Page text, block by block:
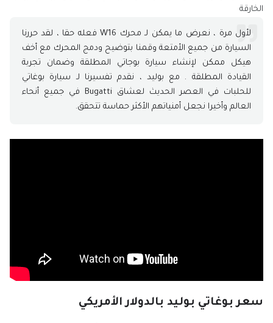
الخارقة
لأول مرة ، نعرض ما يمكن لـ محرك W16 فعله حقا ، لقد حررنا
السيارة من جميع الأمتعة وقمنا بتوضيح ودمج المحرك مع أخف
هيكل ممكن لإنشاء سيارة بوجاتي المطلقة وضمان تجربة
القيادة المطلقة . مع بوليد ، نقدم تفسيرنا لـ سيارة بوغاتي
للحلبات في العصر الحديث لعشاق Bugatti في جميع أنحاء
العالم وأخيرا نجعل أمنياتهم الأكثر حماسة تتحقق.
سعر بوغاتي بوليد بالدولار الأمريكي